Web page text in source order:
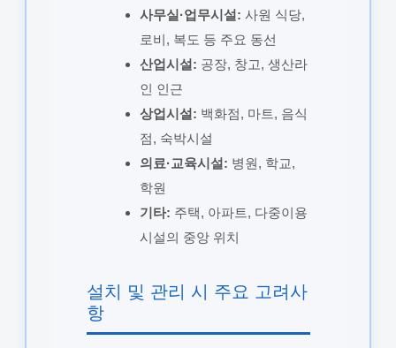
사무실·업무시설: 사원 식당,
로비, 복도 등 주요 동선
산업시설: 공장, 창고, 생산라
인 인근
상업시설: 백화점, 마트, 음식
점, 숙박시설
의료·교육시설: 병원, 학교,
학원
기타: 주택, 아파트, 다중이용
시설의 중앙 위치
설치 및 관리 시 주요 고려사
항